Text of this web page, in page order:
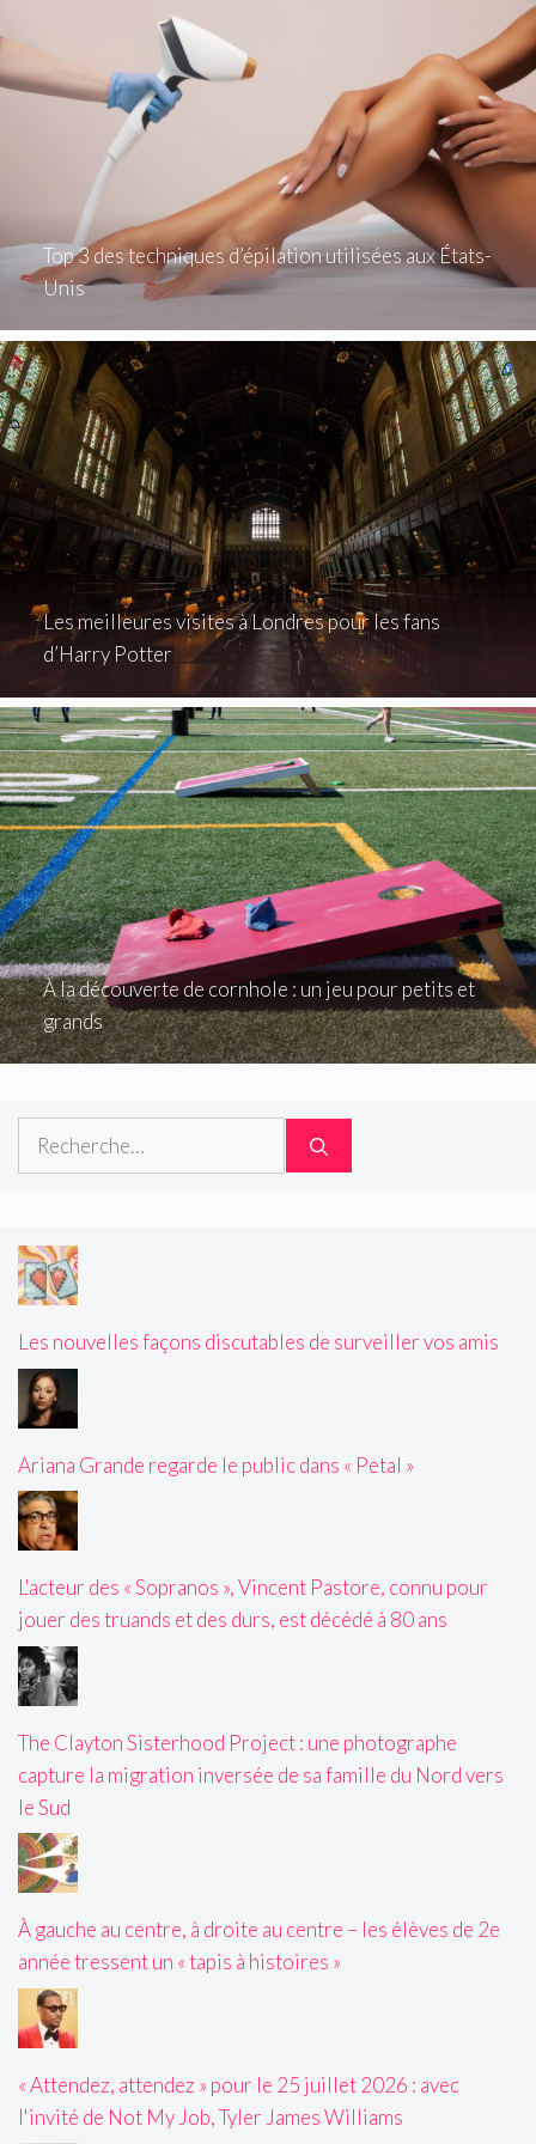
Top 3 des techniques d’épilation utilisées aux États-
Unis
Les meilleures visites à Londres pour les fans
d’Harry Potter
À la découverte de cornhole : un jeu pour petits et
grands
Rechercher :
Les nouvelles façons discutables de surveiller vos amis
Ariana Grande regarde le public dans « Petal »
L'acteur des « Sopranos », Vincent Pastore, connu pour
jouer des truands et des durs, est décédé à 80 ans
The Clayton Sisterhood Project : une photographe
capture la migration inversée de sa famille du Nord vers
le Sud
À gauche au centre, à droite au centre – les élèves de 2e
année tressent un « tapis à histoires »
« Attendez, attendez » pour le 25 juillet 2026 : avec
l'invité de Not My Job, Tyler James Williams